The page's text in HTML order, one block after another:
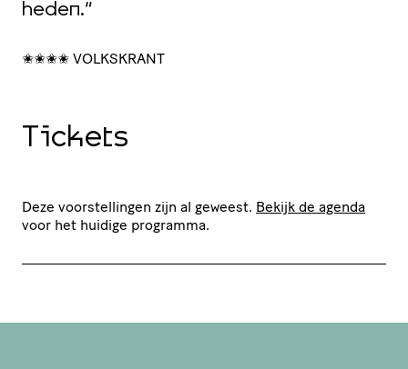
heden.”
✬✬✬✬ VOLKSKRANT
Tickets
Deze voorstellingen zijn al geweest. Bekijk de agenda
voor het huidige programma.